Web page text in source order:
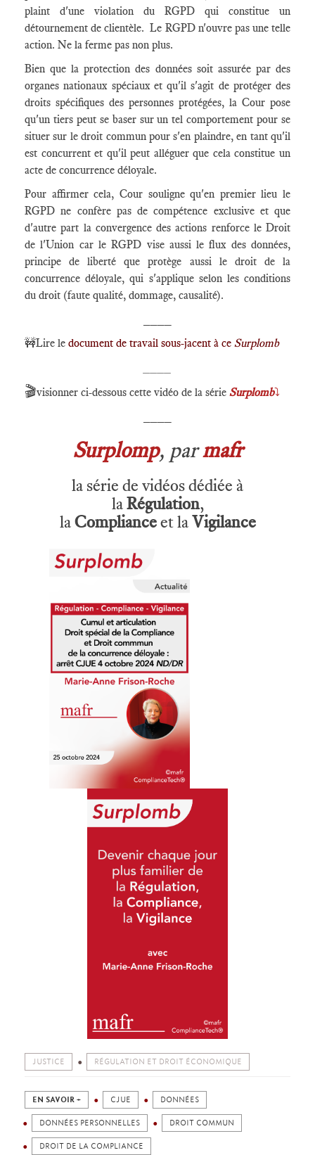
plaint d'une violation du RGPD qui constitue un
détournement de clientèle. Le RGPD n'ouvre pas une telle
action. Ne la ferme pas non plus.
Bien que la protection des données soit assurée par des
organes nationaux spéciaux et qu'il s'agit de protéger des
droits spécifiques des personnes protégées, la Cour pose
qu'un tiers peut se baser sur un tel comportement pour se
situer sur le droit commun pour s'en plaindre, en tant qu'il
est concurrent et qu'il peut alléguer que cela constitue un
acte de concurrence déloyale.
Pour affirmer cela, Cour souligne qu'en premier lieu le
RGPD ne confère pas de compétence exclusive et que
d'autre part la convergence des actions renforce le Droit
de l'Union car le RGPD vise aussi le flux des données,
principe de liberté que protège aussi le droit de la
concurrence déloyale, qui s'applique selon les conditions
du droit (faute qualité, dommage, causalité).
🚧Lire le document de travail sous-jacent à ce Surplomb
🎬visionner ci-dessous cette vidéo de la série Surplomb⤵️
Surplomp, parmafr
la série de vidéos dédiée à
laRégulation,
laComplianceet laVigilance
JUSTICE RÉGULATION ET DROIT ÉCONOMIQUE
EN SAVOIR + CJUE DONNÉES
DONNÉES PERSONNELLES DROIT COMMUN
DROIT DE LA COMPLIANCE